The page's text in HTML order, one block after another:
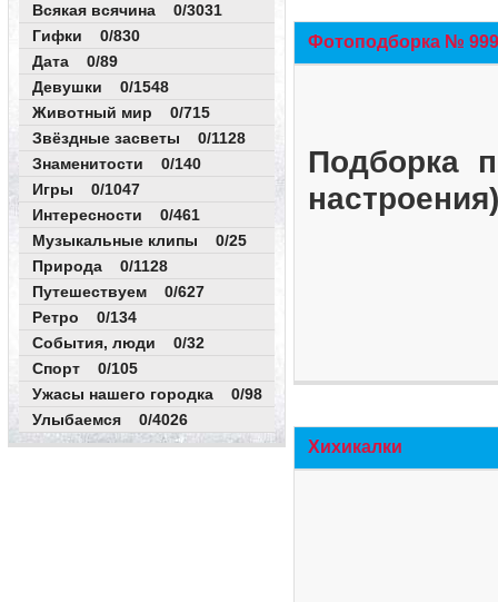
Всякая всячина 0/3031
Гифки 0/830
Дата 0/89
Девушки 0/1548
Животный мир 0/715
Звёздные засветы 0/1128
Знаменитости 0/140
Игры 0/1047
Интересности 0/461
Музыкальные клипы 0/25
Природа 0/1128
Путешествуем 0/627
Ретро 0/134
События, люди 0/32
Спорт 0/105
Ужасы нашего городка 0/98
Улыбаемся 0/4026
Фотоподборка №
Подборка
Хихикалки